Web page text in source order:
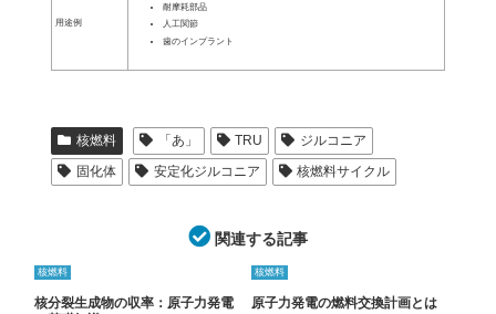
用途例
耐摩耗部品
人工関節
歯のインプラント
核燃料 「あ」 TRU
ジルコニア
固化体
安定化ジルコニア 核燃料サイクル
関連する記事
核燃料
核分裂生成物の収率：原子力発電
核燃料
原子力発電の燃料交換計画とは